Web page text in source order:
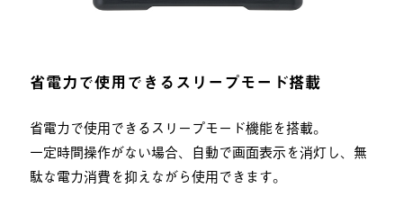
省電力で使用できるスリープモード搭載
省電力で使用できるスリープモード機能を搭載。
一定時間操作がない場合、自動で画面表示を消灯し、無
駄な電力消費を抑えながら使用できます。